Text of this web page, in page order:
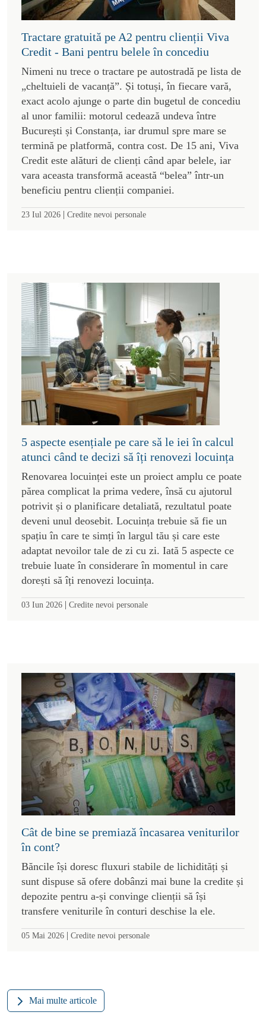
Tractare gratuită pe A2 pentru clienții Viva
Credit - Bani pentru belele în concediu
Nimeni nu trece o tractare pe autostradă pe lista de
„cheltuieli de vacanță”. Și totuși, în fiecare vară,
exact acolo ajunge o parte din bugetul de concediu
al unor familii: motorul cedează undeva între
București și Constanța, iar drumul spre mare se
termină pe platformă, contra cost. De 15 ani, Viva
Credit este alături de clienți când apar belele, iar
vara aceasta transformă această “belea” într-un
beneficiu pentru clienții companiei.
23 Iul 2026 | Credite nevoi personale
5 aspecte esențiale pe care să le iei în calcul
atunci când te decizi să îți renovezi locuința
Renovarea locuinței este un proiect amplu ce poate
părea complicat la prima vedere, însă cu ajutorul
potrivit și o planificare detaliată, rezultatul poate
deveni unul deosebit. Locuința trebuie să fie un
spațiu în care te simți în largul tău și care este
adaptat nevoilor tale de zi cu zi. Iată 5 aspecte ce
trebuie luate în considerare în momentul in care
dorești să îți renovezi locuința.
03 Iun 2026 | Credite nevoi personale
Cât de bine se premiază încasarea veniturilor
în cont?
Băncile își doresc fluxuri stabile de lichidități și
sunt dispuse să ofere dobânzi mai bune la credite și
depozite pentru a-și convinge clienții să își
transfere veniturile în conturi deschise la ele.
05 Mai 2026 | Credite nevoi personale
Mai multe articole